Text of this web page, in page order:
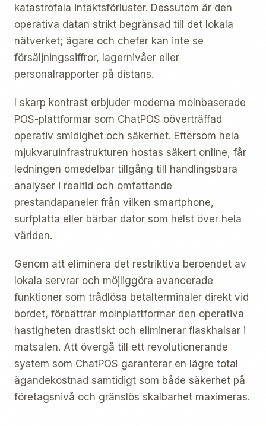
katastrofala intäktsförluster. Dessutom är den
operativa datan strikt begränsad till det lokala
nätverket; ägare och chefer kan inte se
försäljningssiffror, lagernivåer eller
personalrapporter på distans.
I skarp kontrast erbjuder moderna molnbaserade
POS-plattformar som ChatPOS oöverträffad
operativ smidighet och säkerhet. Eftersom hela
mjukvaruinfrastrukturen hostas säkert online, får
ledningen omedelbar tillgång till handlingsbara
analyser i realtid och omfattande
prestandapaneler från vilken smartphone,
surfplatta eller bärbar dator som helst över hela
världen.
Genom att eliminera det restriktiva beroendet av
lokala servrar och möjliggöra avancerade
funktioner som trådlösa betalterminaler direkt vid
bordet, förbättrar molnplattformar den operativa
hastigheten drastiskt och eliminerar flaskhalsar i
matsalen. Att övergå till ett revolutionerande
system som ChatPOS garanterar en lägre total
ägandekostnad samtidigt som både säkerhet på
företagsnivå och gränslös skalbarhet maximeras.